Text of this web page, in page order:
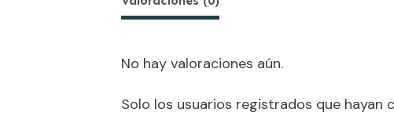
No hay valoraciones aún.
Solo los usuarios registrados que